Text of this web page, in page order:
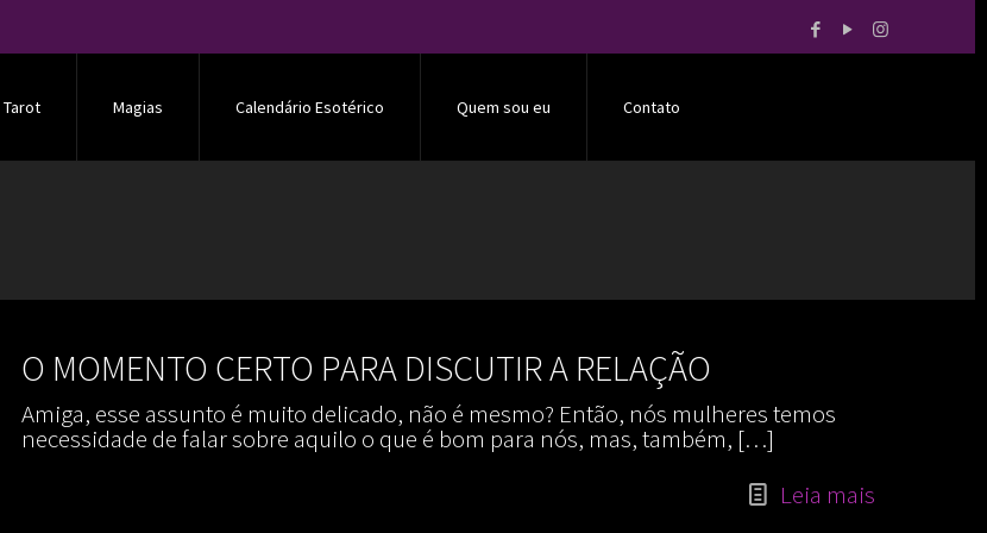
Tarot Magias Calendário Esotérico Quem sou eu Contato
O MOMENTO CERTO PARA DISCUTIR A RELAÇÃO
Amiga, esse assunto é muito delicado, não é mesmo? Então, nós mulheres temos
necessidade de falar sobre aquilo o que é bom para nós, mas, também, […]
Leia mais